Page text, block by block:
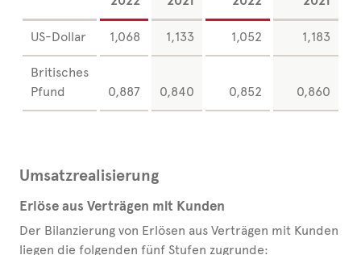
US-Dollar 1,068 1,133 1,052 1,183
Britisches
Pfund
0,887 0,840 0,852 0,860
Umsatzrealisierung
Erlöse aus Verträgen mit Kunden
Der Bilanzierung von Erlösen aus Verträgen mit Kunden
liegen die folgenden fünf Stufen zugrunde: